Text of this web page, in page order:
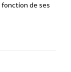
fonction de ses